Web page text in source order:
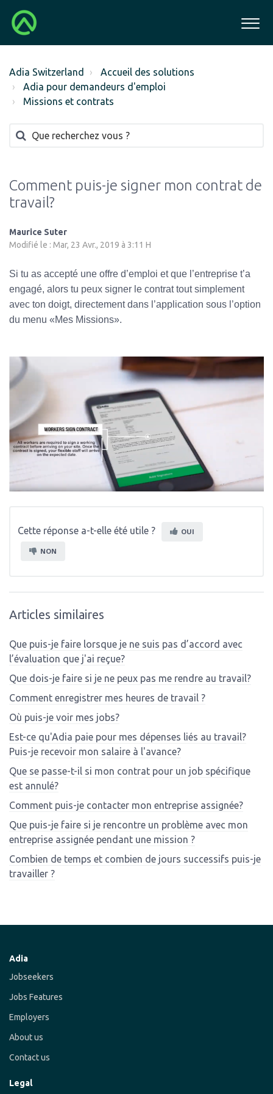
Adia Switzerland
Accueil des solutions
Adia pour demandeurs d'emploi
Missions et contrats
Comment puis-je signer mon contrat de
travail?
Maurice Suter
Modifié le : Mar, 23 Avr., 2019 à 3:11 H
Si tu as accepté une offre d’emploi et que l’entreprise t’a
engagé, alors tu peux signer le contrat tout simplement
avec ton doigt, directement dans l’application sous l’option
du menu «Mes Missions».
Cette réponse a-t-elle été utile ? OUI
NON
Articles similaires
Que puis-je faire lorsque je ne suis pas d’accord avec
l’évaluation que j'ai reçue?
Que dois-je faire si je ne peux pas me rendre au travail?
Comment enregistrer mes heures de travail ?
Où puis-je voir mes jobs?
Est-ce qu'Adia paie pour mes dépenses liés au travail?
Puis-je recevoir mon salaire à l'avance?
Que se passe-t-il si mon contrat pour un job spécifique
est annulé?
Comment puis-je contacter mon entreprise assignée?
Que puis-je faire si je rencontre un problème avec mon
entreprise assignée pendant une mission ?
Combien de temps et combien de jours successifs puis-je
travailler ?
Adia
Jobseekers
Jobs Features
Employers
About us
Contact us
Legal